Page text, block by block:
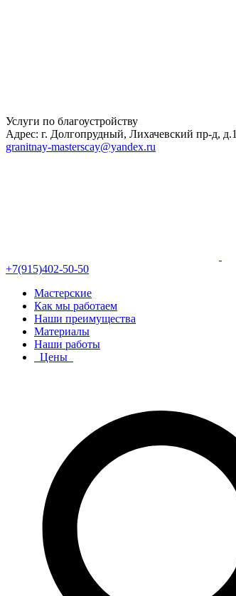
Услуги по благоустройству
Адрес: г. Долгопрудный, Лихачевский пр-д, д.1
granitnay-masterscay@yandex.ru
+7(915)402-50-50
Мастерские
Как мы работаем
Наши преимущества
Материалы
Наши работы
Цены